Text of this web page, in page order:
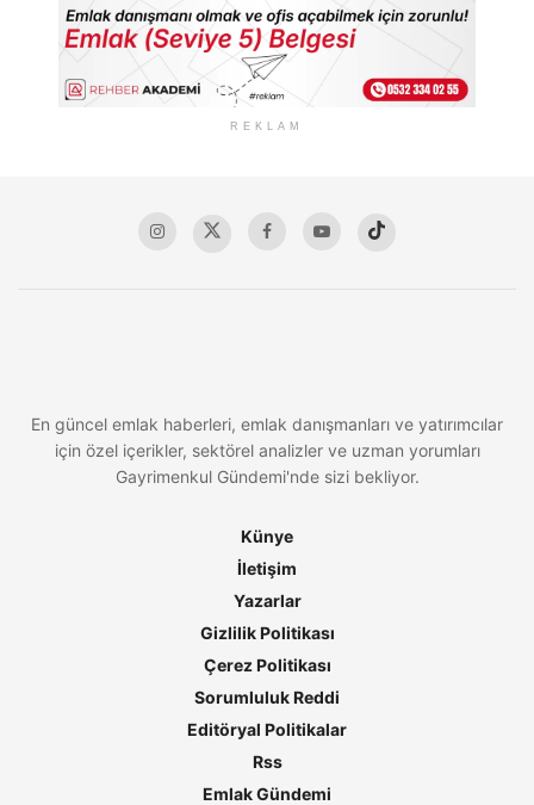
REKLAM
En güncel emlak haberleri, emlak danışmanları ve yatırımcılar
için özel içerikler, sektörel analizler ve uzman yorumları
Gayrimenkul Gündemi'nde sizi bekliyor.
Künye
İletişim
Yazarlar
Gizlilik Politikası
Çerez Politikası
Sorumluluk Reddi
Editöryal Politikalar
Rss
Emlak Gündemi